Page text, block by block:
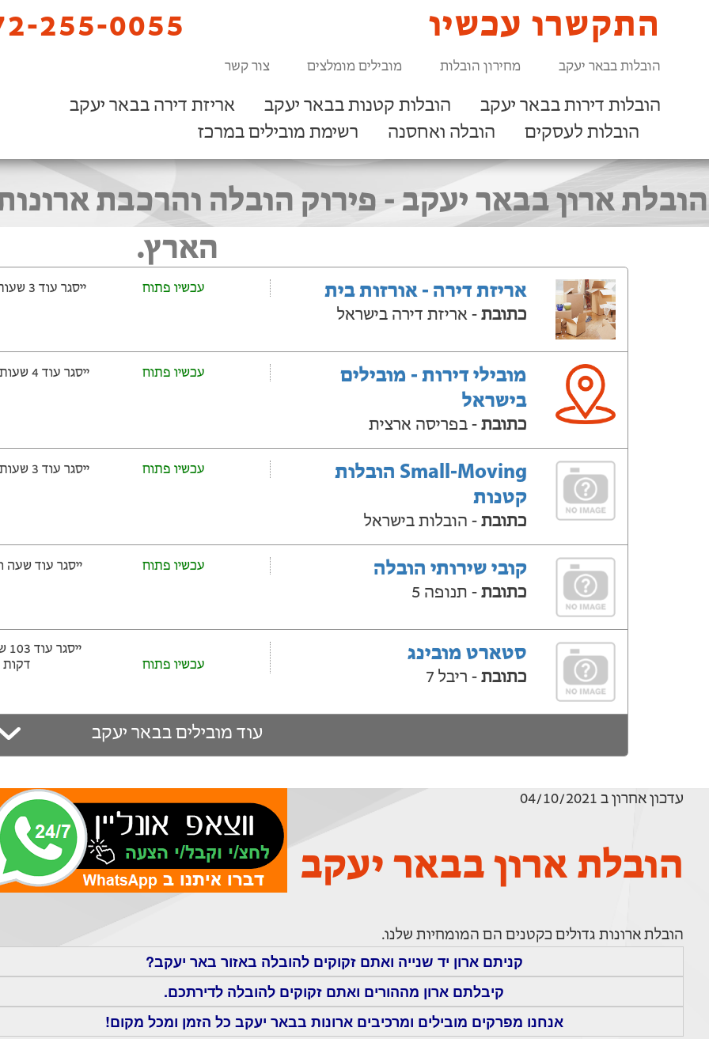
255-0055 התקשרו עכשיו
הובלות בבאר יעקב מחירון הובלות מובילים מומלצים צור קשר
הובלות דירות בבאר יעקב הובלות קטנות בבאר יעקב
אריזת דירה בבאר יעקב
הובלות לעסקים
הובלה ואחסנה רשימת מובילים במרכז
הארץ.
אריזת דירה - אורזות בית
כתובת - אריזת דירה בישראל
עכשיו פתוח ייסגר עוד 3 שעות ‫ו-9 דקות
מובילי דירות - מובילים
בישראל
כתובת - בפריסה ארצית
עכשיו פתוח ייסגר עוד 4 שעות ‫ו-39 דקות
Small-Moving הובלות
קטנות
כתובת - הובלות בישראל
עכשיו פתוח ייסגר עוד 3 שעות ‫ו-39 דקות
קובי שירותי הובלה
כתובת - תנופה 5
עכשיו פתוח ייסגר עוד שעה ‫ו-39 דקות
סטארט מובינג
כתובת - ריבל 7
עכשיו פתוח דקות
עוד מובילים בבאר יעקב
עדכון אחרון ב 04/10/2021
הובלת ארון בבאר יעקב
הובלת ארונות גדולים כקטנים הם המומחיות שלנו.
קניתם ארון יד שנייה ואתם זקוקים להובלה באזור באר יעקב?
קיבלתם ארון מההורים ואתם זקוקים להובלה לדירתכם.
אנחנו מפרקים מובילים ומרכיבים ארונות בבאר יעקב כל הזמן ומכל מקום!